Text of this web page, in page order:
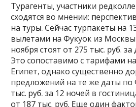
Турагенты, участники
сходятся во мнении:
на туры. Сейчас турпакеты на
вылетами на Фукуок из
ноября стоят от 275 тыс. руб.
Это сопоставимо с тарифами
Египет, однако существенно
предложений на те же даты по
тыс. руб. за 12 ночей в
от 187 тыс. руб. Еще один